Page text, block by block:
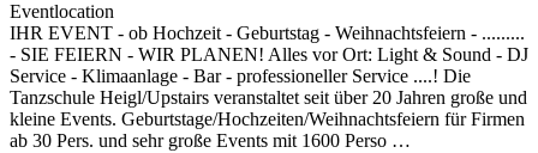
Eventlocation
IHR EVENT - ob Hochzeit - Geburtstag - Weihnachtsfeiern - .........
- SIE FEIERN - WIR PLANEN! Alles vor Ort: Light & Sound - DJ
Service - Klimaanlage - Bar - professioneller Service ....! Die
Tanzschule Heigl/Upstairs veranstaltet seit über 20 Jahren große und
kleine Events. Geburtstage/Hochzeiten/Weihnachtsfeiern für Firmen
ab 30 Pers. und sehr große Events mit 1600 Perso …